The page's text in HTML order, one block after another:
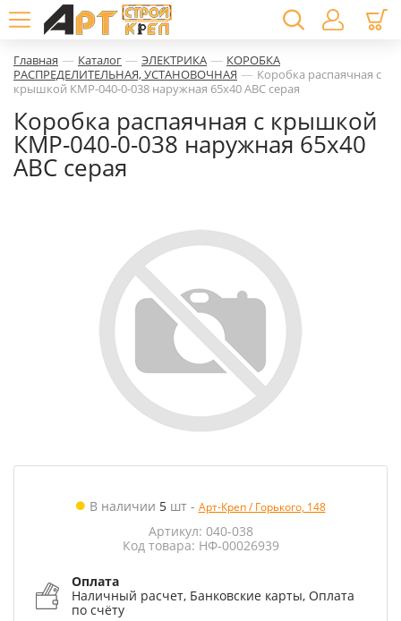
Главная — Каталог — ЭЛЕКТРИКА — КОРОБКА
РАСПРЕДЕЛИТЕЛЬНАЯ, УСТАНОВОЧНАЯ — Коробка распаячная с
крышкой КМР-040-0-038 наружная 65х40 АВС серая
Коробка распаячная с крышкой
КМР-040-0-038 наружная 65х40
АВС серая
В наличии 5шт- Арт-Креп / Горького, 148
Артикул: 040-038
Код товара: НФ-00026939
Оплата
Наличный расчет, Банковские карты, Оплата
по счёту